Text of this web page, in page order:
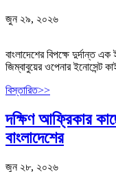
জুন ২৯, ২০২৬
বাংলাদেশের বিপক্ষে দুর্দান্ত
জিম্বাবুয়ের ওপেনার ইনোসেন্ট
বিস্তারিত>>
দক্ষিণ আফ্রিকার
বাংলাদেশের
জুন ২৮, ২০২৬